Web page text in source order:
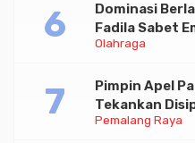
Olahraga
Dominasi
Fadila Sabet
Taekwondo
Pemalang Raya
Pimpin Apel
Tekankan
untuk